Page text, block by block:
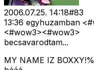
2006.07.25. 14:18#83
13:36 egyhuzamban
<#wow3><#wow3>
becsavarodtam...
MY NAME IZ